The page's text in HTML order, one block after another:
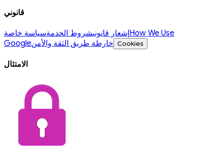
قانوني
إشعار قانونيشروط الخدمةسياسة خاصة
How We Use
Googleخارطة طريق الثقة والأمن Cookies
الامتثال